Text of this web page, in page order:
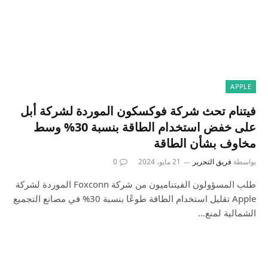
APPLE
فيتنام تحث شركة فوكسكون الموردة لشركة أبل
على خفض استخدام الطاقة بنسبة 30% وسط
مخاوف بشأن الطاقة
بواسطة فريق التحرير 21 مايو، 2024 0
طلب المسؤولون الفيتناميون من شركة Foxconn الموردة لشركة
Apple تقليل استخدام الطاقة طوعًا بنسبة 30% في مصانع التجميع
الشمالية لمنع…